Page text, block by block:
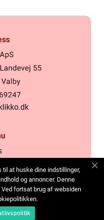
at huske dine indstillinger,
og annoncer. Denne
fortsat brug af websiden